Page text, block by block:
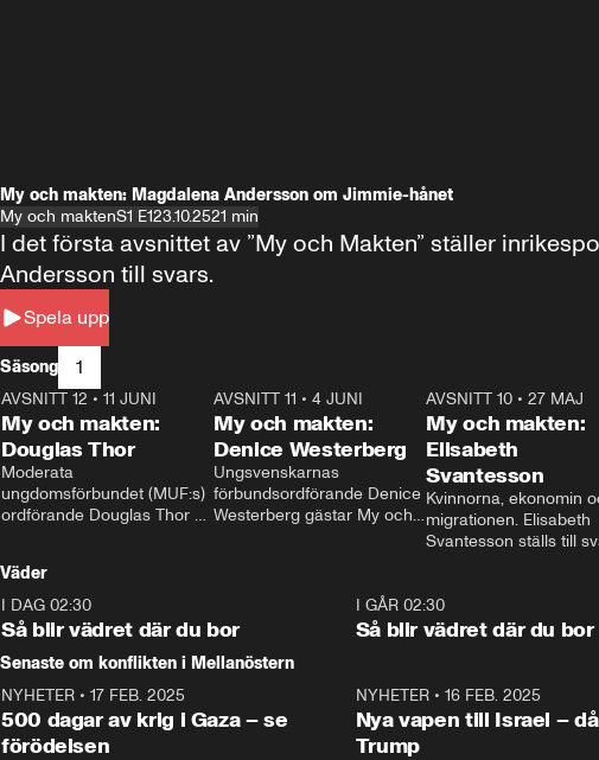
My och makten: Magdalena Andersson om Jimmie-hånet
My och maktenS1 E123.10.2521 min
Spela upp
I det första avsnittet av ”My och Makten” ställer
Andersson till svars.
Säsong 1
26:27
AVSNITT 12 • 11 JUNI
My och makten:
Douglas Thor
Moderata
ungdomsförbundet (MUF:s)
ordförande Douglas Thor
tonårsutvisningarna och hur
Moderaterna ska locka
väljare till valet i höst.
23:40
AVSNITT 11 •4 JUNI
My och makten:
Denice Westerberg
Ungsvenskarnas
förbundsordförande Denice
Westerberg gästar My och
AVSNITT 10 •27 MAJ
My och makten:
Elisabeth
Svantesson
Kvinnorna, ekonomin
migrationen. Elisabeth
Svantesson ställs till
Väder
I DAG 02:30
Så blir vädret där du bor
I GÅR 02:30
Så blir vädret där du bor
Senaste om konflikten i Mellanöstern
NYHETER • 17 FEB. 2025
500 dagar av krig i Gaza – se
förödelsen
NYHETER• 16 FEB. 2025
Nya vapen till Israel –
Trump